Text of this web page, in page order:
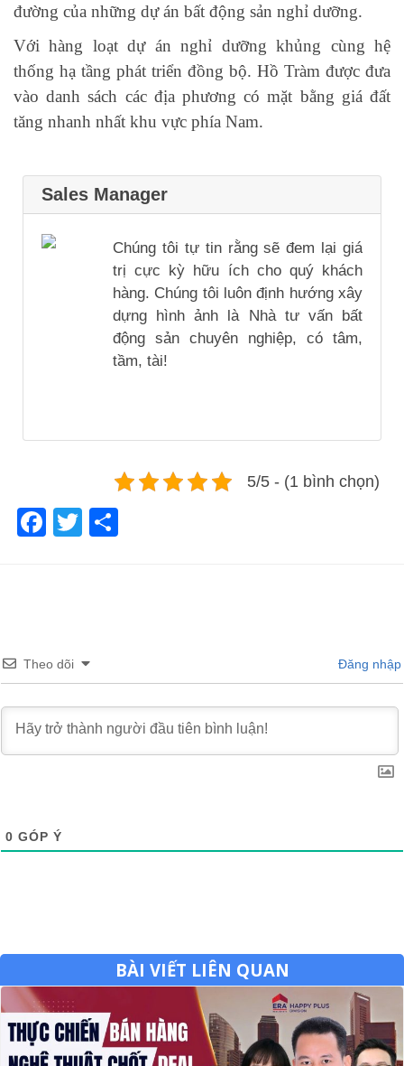
đường của những dự án bất động sản nghỉ dưỡng.
Với hàng loạt dự án nghỉ dưỡng khủng cùng hệ
thống hạ tầng phát triển đồng bộ. Hồ Tràm được đưa
vào danh sách các địa phương có mặt bằng giá đất
tăng nhanh nhất khu vực phía Nam.
Sales Manager
Chúng tôi tự tin rằng sẽ đem lại giá
trị cực kỳ hữu ích cho quý khách
hàng. Chúng tôi luôn định hướng xây
dựng hình ảnh là Nhà tư vấn bất
động sản chuyên nghiệp, có tâm,
tầm, tài!
5/5 - (1 bình chọn)
Facebook
Twitter
Theo dõi Đăng nhập
0 GÓP Ý
BÀI VIẾT LIÊN QUAN